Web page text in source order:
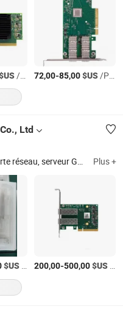
/Pièce 72,00-85,00$US/Pièce
Ltd
serveur GPU, module optique, transceiver optique Plus +
$US/Pièce 200,00-500,00$US